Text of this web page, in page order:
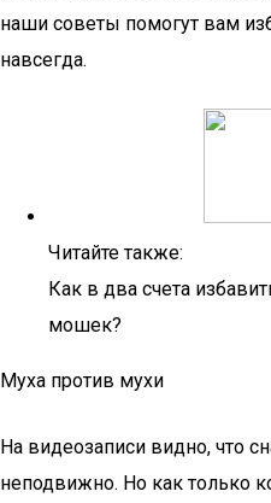
наши советы помогут вам
навсегда.
Читайте также:
Как в два счета
мошек?
Муха против мухи
На видеозаписи видно, что
неподвижно. Но как только